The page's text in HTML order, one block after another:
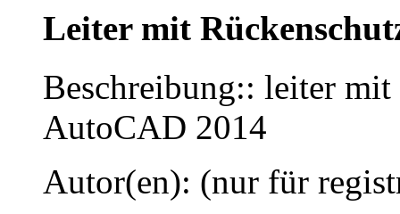
Leiter mit
Beschreibung:: leiter
AutoCAD 2014
Autor(en): (nur für